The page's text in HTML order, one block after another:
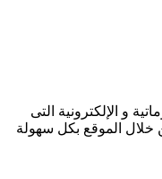
و الإلكترونية التى
خلال الموقع بكل سهولة